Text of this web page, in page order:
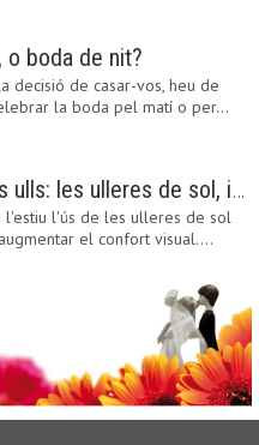
o boda de nit?
decisió de casar-vos, heu de
la boda pel matí o per…
Protecció dels ulls: les ulleres de sol, imprescindibles en una boda estiuenca
l'estiu l'ús de les ulleres de sol
el confort visual.…